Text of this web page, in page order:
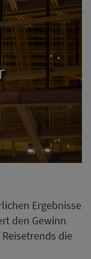
Ergebnisse
den Gewinn
die